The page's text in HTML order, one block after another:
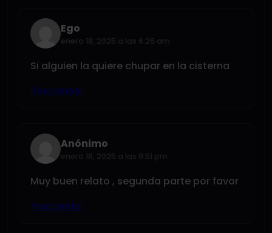
Ego
enero 18, 2025 a las 6:26 am
Si alguien la quiere chupar en la cisterna
Responder
Anónimo
enero 18, 2025 a las 9:51 pm
Muy buen relato , segunda parte por favor
Responder